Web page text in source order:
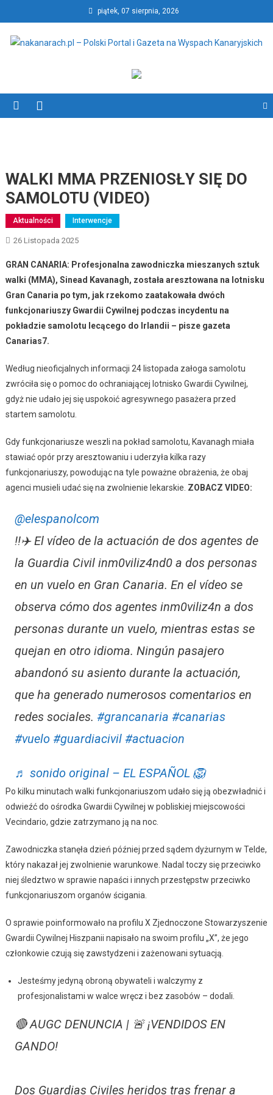
to
content
piątek, 07 sierpnia, 2026
nakanarach.pl – Polski Portal
i Gazeta na Wyspach
Kanaryjskich
WALKI MMA PRZENIOSŁY SIĘ DO
SAMOLOTU (VIDEO)
Aktualności Interwencje
26 Listopada 2025
GRAN CANARIA: Profesjonalna zawodniczka mieszanych sztuk
walki (MMA), Sinead Kavanagh, została aresztowana na lotnisku
Gran Canaria po tym, jak rzekomo zaatakowała dwóch
funkcjonariuszy Gwardii Cywilnej podczas incydentu na
pokładzie samolotu lecącego do Irlandii – pisze gazeta
Canarias7.
Według nieoficjalnych informacji 24 listopada załoga samolotu
zwróciła się o pomoc do ochraniającej lotnisko Gwardii Cywilnej,
gdyż nie udało jej się uspokoić agresywnego pasażera przed
startem samolotu.
Gdy funkcjonariusze weszli na pokład samolotu, Kavanagh miała
stawiać opór przy aresztowaniu i uderzyła kilka razy
funkcjonariuszy, powodując na tyle poważne obrażenia, że ​​obaj
agenci musieli udać się na zwolnienie lekarskie. ZOBACZ VIDEO:
@elespanolcom
‼️✈️ El vídeo de la actuación de dos agentes de
la Guardia Civil inm0viliz4nd0 a dos personas
en un vuelo en Gran Canaria. En el vídeo se
observa cómo dos agentes inm0viliz4n a dos
personas durante un vuelo, mientras estas se
quejan en otro idioma. Ningún pasajero
abandonó su asiento durante la actuación,
que ha generado numerosos comentarios en
redes sociales. #grancanaria #canarias
#vuelo #guardiacivil #actuacion
♬ sonido original – EL ESPAÑOL 🦁
Po kilku minutach walki funkcjonariuszom udało się ją obezwładnić i
odwieźć do ośrodka Gwardii Cywilnej w pobliskiej miejscowości
Vecindario, gdzie zatrzymano ją na noc.
Zawodniczka stanęła dzień później przed sądem dyżurnym w Telde,
który nakazał jej zwolnienie warunkowe. Nadal toczy się przeciwko
niej śledztwo w sprawie napaści i innych przestępstw przeciwko
funkcjonariuszom organów ścigania.
O sprawie poinformowało na profilu X Zjednoczone Stowarzyszenie
Gwardii Cywilnej Hiszpanii napisało na swoim profilu „X”, że jego
członkowie czują się zawstydzeni i zażenowani sytuacją.
Jesteśmy jedyną obroną obywateli i walczymy z
profesjonalistami w walce wręcz i bez zasobów – dodali.
🔴 AUGC DENUNCIA | 🚨 ¡VENDIDOS EN
GANDO!
​Dos Guardias Civiles heridos tras frenar a